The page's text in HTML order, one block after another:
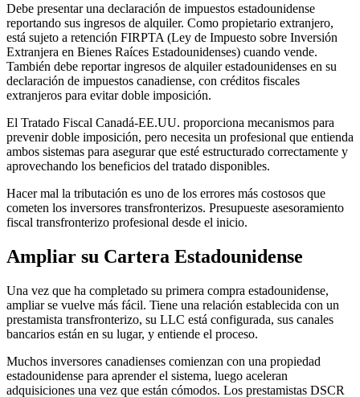
Debe presentar una declaración de impuestos estadounidense
reportando sus ingresos de alquiler. Como propietario extranjero,
está sujeto a retención FIRPTA (Ley de Impuesto sobre Inversión
Extranjera en Bienes Raíces Estadounidenses) cuando vende.
También debe reportar ingresos de alquiler estadounidenses en su
declaración de impuestos canadiense, con créditos fiscales
extranjeros para evitar doble imposición.
El Tratado Fiscal Canadá-EE.UU. proporciona mecanismos para
prevenir doble imposición, pero necesita un profesional que entienda
ambos sistemas para asegurar que esté estructurado correctamente y
aprovechando los beneficios del tratado disponibles.
Hacer mal la tributación es uno de los errores más costosos que
cometen los inversores transfronterizos. Presupueste asesoramiento
fiscal transfronterizo profesional desde el inicio.
Ampliar su Cartera Estadounidense
Una vez que ha completado su primera compra estadounidense,
ampliar se vuelve más fácil. Tiene una relación establecida con un
prestamista transfronterizo, su LLC está configurada, sus canales
bancarios están en su lugar, y entiende el proceso.
Muchos inversores canadienses comienzan con una propiedad
estadounidense para aprender el sistema, luego aceleran
adquisiciones una vez que están cómodos. Los prestamistas DSCR